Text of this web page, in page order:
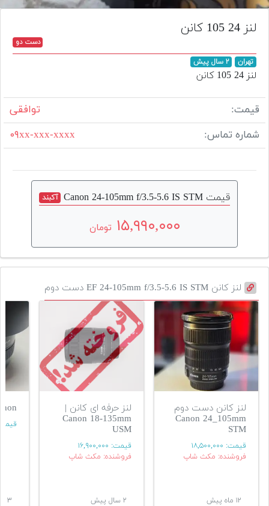
تجهیزات
مکث
افزودن
دست
دوم
لیست
قیمت
لنز 24 105 کانن
دست دو
تهران ۲ سال پیش
لنز 24 105 کانن
قیمت:
توافقی
شماره تماس:
۰۹xx-xxx-xxxx
قیمت Canon 24-105mm f/3.5-5.6 IS STM آکبند
۱۵,۹۹۰,۰۰۰ تومان
لنز کانن EF 24-105mm f/3.5-5.6 IS STM دست دوم
لنز کانن دست دوم
Canon 24_105mm
STM
قیمت: ۱۸,۵۰۰,۰۰۰
فروشنده: مکث شاپ
۱۲ ماه پیش
لنز حرفه ای کانن |
Canon 18-135mm
USM
قیمت: ۱۶,۹۰۰,۰۰۰
فروشنده: مکث شاپ
۲ سال پیش ۳ سال پیش